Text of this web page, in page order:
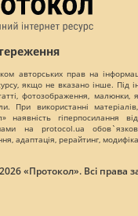
авторських прав на
якщо не вказано інше. Під
фотозображення, малюнки,
При використанні
наявність гіперпосилання
на protocol.ua
адаптація, рерайтинг,
«Протокол». Всі права